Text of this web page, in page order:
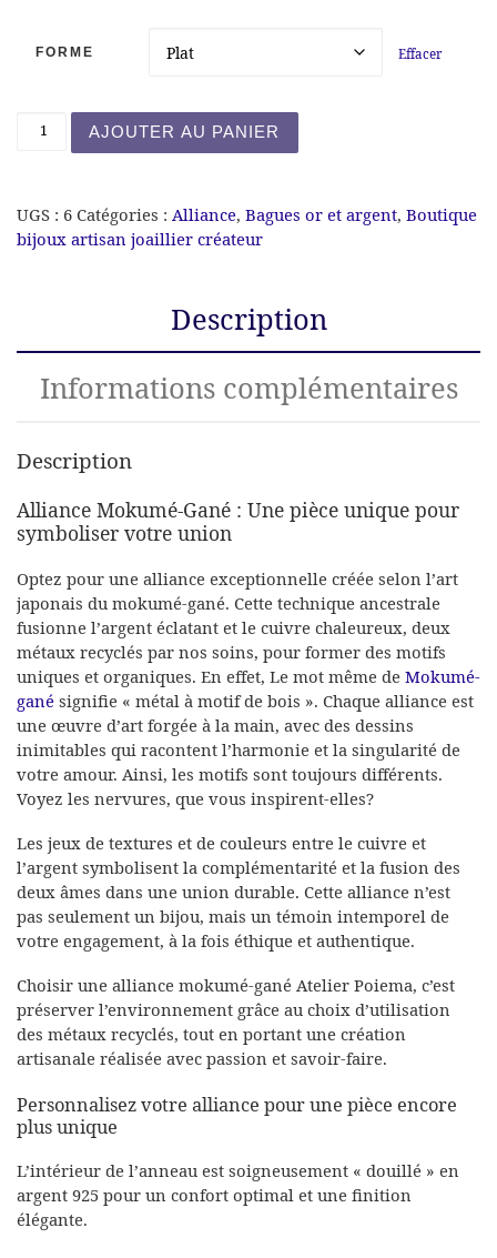
FORME Effacer
AJOUTER AU PANIER
UGS : 6 Catégories : Alliance, Bagues or et argent, Boutique
bijoux artisan joaillier créateur
Description
Informations complémentaires
Description
Alliance Mokumé-Gané : Une pièce unique pour
symboliser votre union
Optez pour une alliance exceptionnelle créée selon l’art
japonais du mokumé-gané. Cette technique ancestrale
fusionne l’argent éclatant et le cuivre chaleureux, deux
métaux recyclés par nos soins, pour former des motifs
uniques et organiques. En effet, Le mot même de Mokumé-
gané signifie « métal à motif de bois ». Chaque alliance est
une œuvre d’art forgée à la main, avec des dessins
inimitables qui racontent l’harmonie et la singularité de
votre amour. Ainsi, les motifs sont toujours différents.
Voyez les nervures, que vous inspirent-elles?
Les jeux de textures et de couleurs entre le cuivre et
l’argent symbolisent la complémentarité et la fusion des
deux âmes dans une union durable. Cette alliance n’est
pas seulement un bijou, mais un témoin intemporel de
votre engagement, à la fois éthique et authentique.
Choisir une alliance mokumé-gané Atelier Poiema, c’est
préserver l’environnement grâce au choix d’utilisation
des métaux recyclés, tout en portant une création
artisanale réalisée avec passion et savoir-faire.
Personnalisez votre alliance pour une pièce encore
plus unique
L’intérieur de l’anneau est soigneusement « douillé » en
argent 925 pour un confort optimal et une finition
élégante.